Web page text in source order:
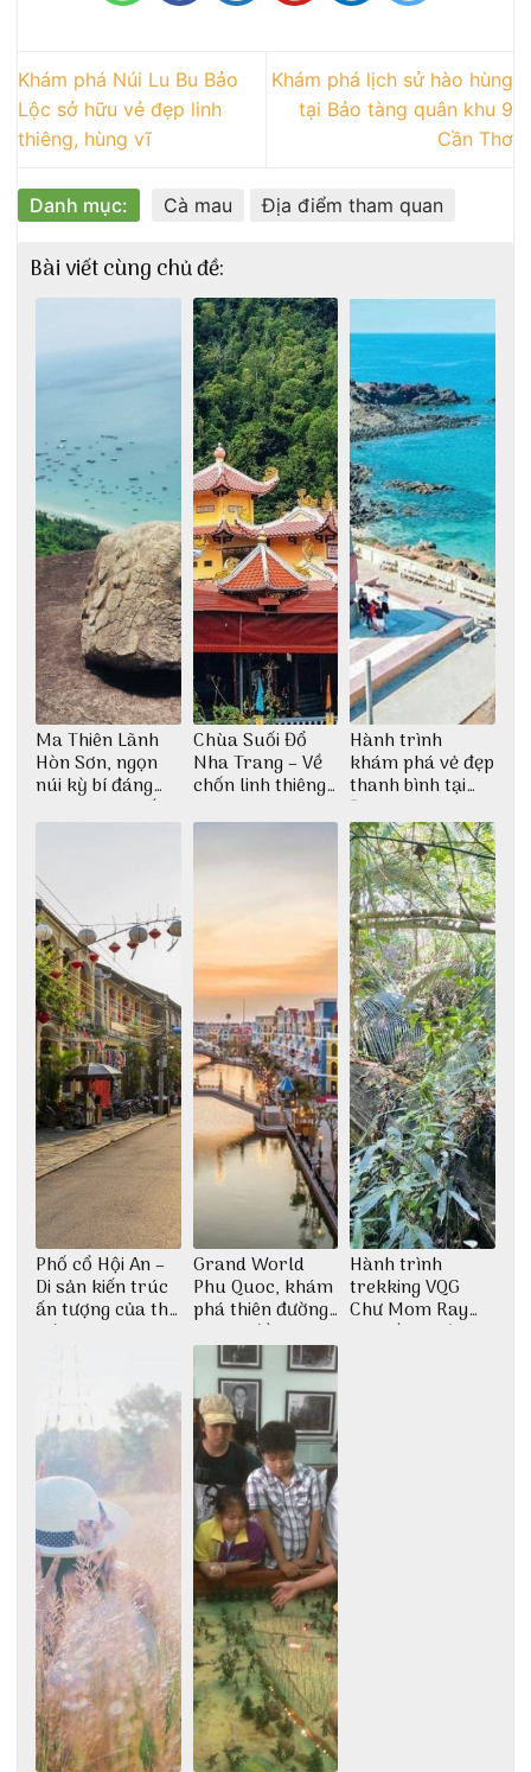
Khám phá Núi Lu Bu Bảo
Lộc sở hữu vẻ đẹp linh
thiêng, hùng vĩ
Khám phá lịch sử hào hùng
tại Bảo tàng quân khu 9
Cần Thơ
Danh mục: Cà mau Địa điểm tham quan
Bài viết cùng chủ đề:
Ma Thiên Lãnh
Hòn Sơn, ngọn
núi kỳ bí đáng
khám phá nhất
Chùa Suối Đổ
Nha Trang – Về
chốn linh thiêng
thiền định
Hành trình
khám phá vẻ đẹp
thanh bình tại
Đảo Phú Quý
Phố cổ Hội An –
Di sản kiến trúc
ấn tượng của thế
giới
Grand World
Phu Quoc, khám
phá thiên đường
giải trí đầy sôi
động
Hành trình
trekking VQG
Chư Mom Ray
tìm về núi rừng